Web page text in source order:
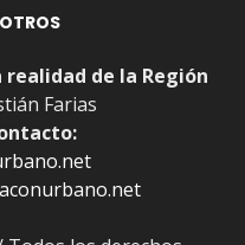
realidad de la Región
Farias